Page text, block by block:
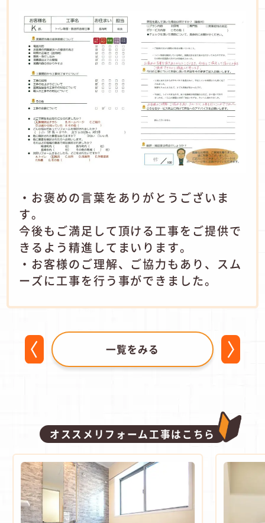
・お褒めの言葉をありがとうございま
す。
今後もご満足して頂ける工事をご提供で
きるよう精進してまいります。
・お客様のご理解、ご協力もあり、スム
ーズに工事を行う事ができました。
一覧をみる
オススメリフォーム工事はこちら